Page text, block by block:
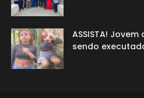
ASSISTA!
sendo